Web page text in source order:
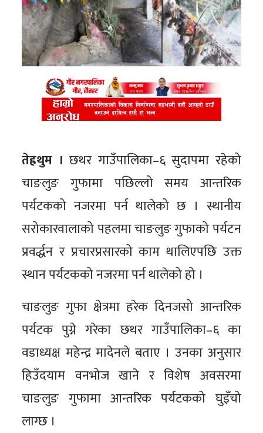
तेह्रथुम ।छथर गाउँपालिका–६ सुदापमा रहेको
चाङलुङ गुफामा पछिल्लो समय आन्तरिक
पर्यटकको नजरमा पर्न थालेको छ । स्थानीय
सरोकारवालाको पहलमा चाङलुङ गुफाको पर्यटन
प्रवर्द्धन र प्रचारप्रसारको काम थालिएपछि उक्त
स्थान पर्यटकको नजरमा पर्न थालेको हो ।
चाङलुङ गुफा क्षेत्रमा हरेक दिनजसो आन्तरिक
पर्यटक पुग्ने गरेका छथर गाउँपालिका–६ का
वडाध्यक्ष महेन्द्र मादेनले बताए । उनका अनुसार
हिउँदयाम वनभोज खाने र विशेष अवसरमा
चाङलुङ गुफामा आन्तरिक पर्यटकको घुइँचो
लाग्छ ।